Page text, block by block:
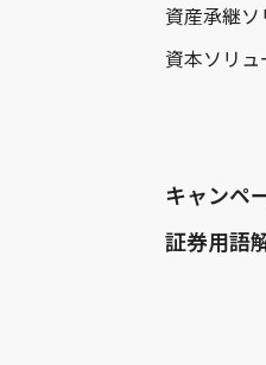
資産承継
資本ソリ
キャンペ
証券用語